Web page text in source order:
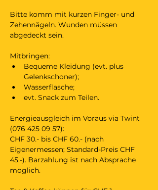
Bitte komm mit kurzen Finger- und
Zehennägeln. Wunden müssen
abgedeckt sein.
Mitbringen:
Bequeme Kleidung (evt. plus
Gelenkschoner);
Wasserflasche;
evt. Snack zum Teilen.
Energieausgleich im Voraus via Twint
(076 425 09 57):
CHF 30.- bis CHF 60.- (nach
Eigenermessen; Standard-Preis CHF
45.-). Barzahlung ist nach Absprache
möglich.